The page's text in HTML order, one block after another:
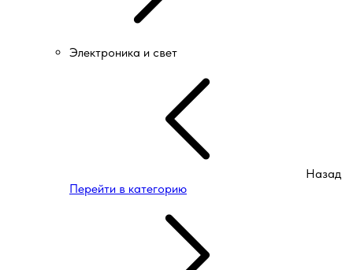
Электроника и свет
Назад
Перейти в категорию